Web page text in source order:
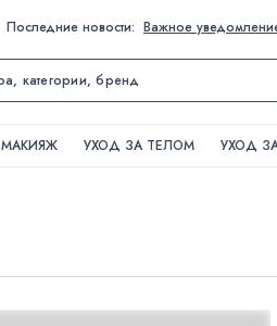
Последние новости: Важное
МАКИЯЖ УХОД ЗА ТЕЛОМ УХОД